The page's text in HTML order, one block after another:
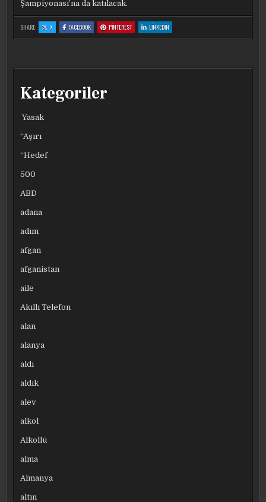
Şampiyonası’na da katılacak.
SHARE: X:
AVRUPA
BILEK
ILE
FACEBOOK:
AVRUPA
BILEK
ILE
PINTEREST:
AVRUPA
BILEK
ILE
LINKEDIN
AVRUPA
BILEK
ILE
Kategoriler
Yasak
“Aşırı
“Hedef
500
ABD
adana
adım
afgan
afganistan
aile
Akıllı Telefon
alan
alanya
aldı
aldık
alev
alkol
Alkollü
alma
Almanya
altın